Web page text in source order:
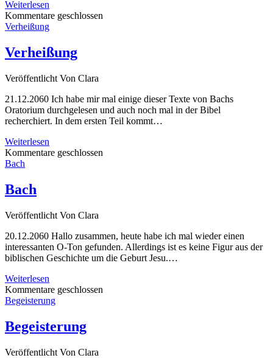
Weiterlesen
Kommentare geschlossen
Verheißung
Verheißung
Veröffentlicht Von Clara
21.12.2060 Ich habe mir mal einige dieser Texte von Bachs
Oratorium durchgelesen und auch noch mal in der Bibel
recherchiert. In dem ersten Teil kommt…
Weiterlesen
Kommentare geschlossen
Bach
Bach
Veröffentlicht Von Clara
20.12.2060 Hallo zusammen, heute habe ich mal wieder einen
interessanten O-Ton gefunden. Allerdings ist es keine Figur aus der
biblischen Geschichte um die Geburt Jesu.…
Weiterlesen
Kommentare geschlossen
Begeisterung
Begeisterung
Veröffentlicht Von Clara